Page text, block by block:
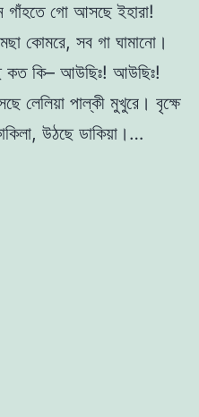
গাঁহতে গো আসছে ইহারা!
কোমরে, সব গা ঘামানো।
কত কি– আউছিঃ! আউছিঃ!
লেলিয়া পাল্কী মুখুরে। বৃক্ষে
উঠছে ডাকিয়া।…